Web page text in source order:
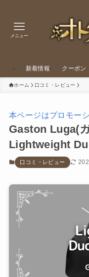
メニュー
新着情報 クーポン
ホーム 口コミ・レビュー
本ページはプロモー
Gaston Luga(
Lightweight
口コミ・レビュー